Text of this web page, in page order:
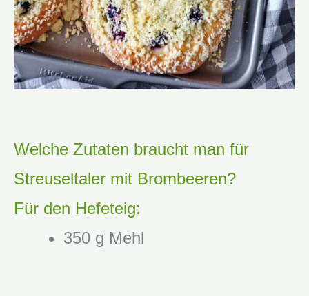
Welche Zutaten braucht man für
Streuseltaler mit Brombeeren?
Für den Hefeteig:
350 g Mehl